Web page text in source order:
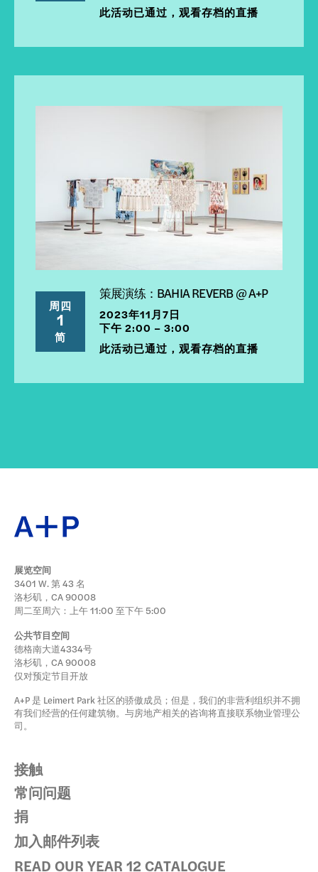
此活动已通过，观看存档的直播
周四
1
简
策展演练：BAHIA REVERB @ A+P
2023年11月7日
下午 2:00 – 3:00
此活动已通过，观看存档的直播
展览空间
3401 W. 第 43 名
洛杉矶，CA 90008
周二至周六：上午 11:00 至下午 5:00
公共节目空间
德格南大道4334号
洛杉矶，CA 90008
仅对预定节目开放
A+P 是 Leimert Park 社区的骄傲成员；但是，我们的非营利组织并不拥
有我们经营的任何建筑物。与房地产相关的咨询将直接联系物业管理公
司。
接触
常问问题
捐
加入邮件列表
READ OUR YEAR 12 CATALOGUE